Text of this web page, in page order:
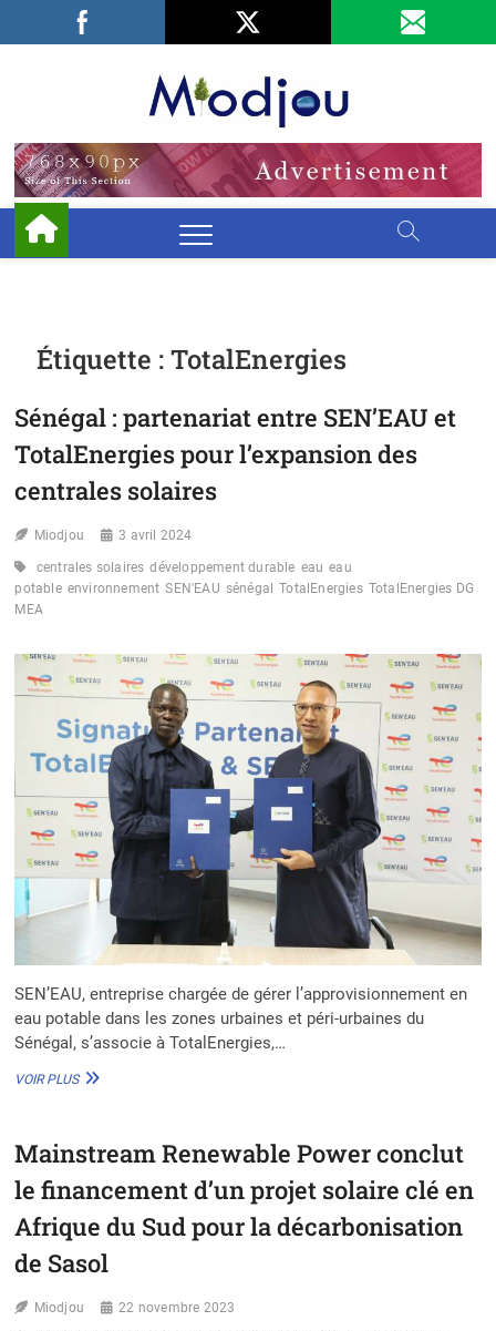
Facebook
LinkedIn
Étiquette :TotalEnergies
Sénégal : partenariat entre SEN’EAU et
TotalEnergies pour l’expansion des
centrales solaires
Miodjou 3 avril 2024
centrales solaires développement durable eau eau
potable environnement SEN'EAU sénégal TotalEnergies TotalEnergies DG
MEA
SEN’EAU, entreprise chargée de gérer l’approvisionnement en
eau potable dans les zones urbaines et péri-urbaines du
Sénégal, s’associe à TotalEnergies,…
VOIR PLUSSÉNÉGAL
SEN’EAU
TOTALENERGIES
L’EXPANSION
DES
CENTRALES
Mainstream Renewable Power conclut
le financement d’un projet solaire clé en
Afrique du Sud pour la décarbonisation
de Sasol
Miodjou 22 novembre 2023